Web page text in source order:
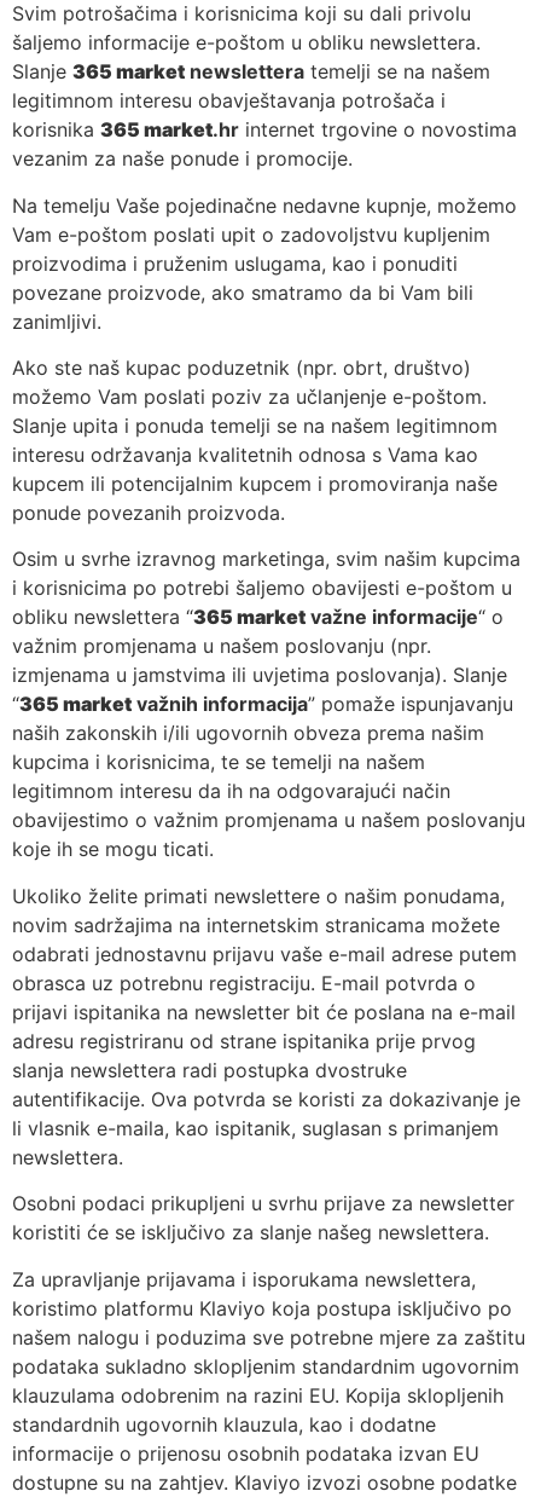
Svim potrošačima i korisnicima koji su dali privolu
šaljemo informacije e-poštom u obliku newslettera.
Slanje 365 market newslettera temelji se na našem
legitimnom interesu obavještavanja potrošača i
korisnika 365 market.hr internet trgovine o novostima
vezanim za naše ponude i promocije.
Na temelju Vaše pojedinačne nedavne kupnje, možemo
Vam e-poštom poslati upit o zadovoljstvu kupljenim
proizvodima i pruženim uslugama, kao i ponuditi
povezane proizvode, ako smatramo da bi Vam bili
zanimljivi.
Ako ste naš kupac poduzetnik (npr. obrt, društvo)
možemo Vam poslati poziv za učlanjenje e-poštom.
Slanje upita i ponuda temelji se na našem legitimnom
interesu održavanja kvalitetnih odnosa s Vama kao
kupcem ili potencijalnim kupcem i promoviranja naše
ponude povezanih proizvoda.
Osim u svrhe izravnog marketinga, svim našim kupcima
i korisnicima po potrebi šaljemo obavijesti e-poštom u
obliku newslettera “365 market važne informacije“ o
važnim promjenama u našem poslovanju (npr.
izmjenama u jamstvima ili uvjetima poslovanja). Slanje
“365 market važnih informacija” pomaže ispunjavanju
naših zakonskih i/ili ugovornih obveza prema našim
kupcima i korisnicima, te se temelji na našem
legitimnom interesu da ih na odgovarajući način
obavijestimo o važnim promjenama u našem poslovanju
koje ih se mogu ticati.
Ukoliko želite primati newslettere o našim ponudama,
novim sadržajima na internetskim stranicama možete
odabrati jednostavnu prijavu vaše e-mail adrese putem
obrasca uz potrebnu registraciju. E-mail potvrda o
prijavi ispitanika na newsletter bit će poslana na e-mail
adresu registriranu od strane ispitanika prije prvog
slanja newslettera radi postupka dvostruke
autentifikacije. Ova potvrda se koristi za dokazivanje je
li vlasnik e-maila, kao ispitanik, suglasan s primanjem
newslettera.
Osobni podaci prikupljeni u svrhu prijave za newsletter
koristiti će se isključivo za slanje našeg newslettera.
Za upravljanje prijavama i isporukama newslettera,
koristimo platformu Klaviyo koja postupa isključivo po
našem nalogu i poduzima sve potrebne mjere za zaštitu
podataka sukladno sklopljenim standardnim ugovornim
klauzulama odobrenim na razini EU. Kopija sklopljenih
standardnih ugovornih klauzula, kao i dodatne
informacije o prijenosu osobnih podataka izvan EU
dostupne su na zahtjev. Klaviyo izvozi osobne podatke